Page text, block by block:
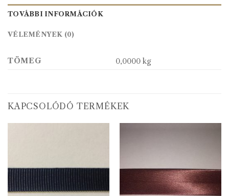
TOVÁBBI INFORMÁCIÓK
VÉLEMÉNYEK (0)
TÖMEG 0,0000 kg
KAPCSOLÓDÓ TERMÉKEK